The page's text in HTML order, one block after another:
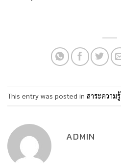
This entry was posted in สาระความรู้
ADMIN